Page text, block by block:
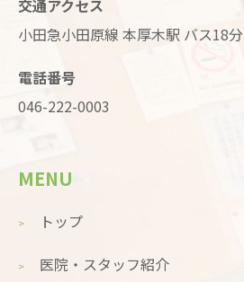
交通アクセス
小田急小田原線 本厚木駅 バス18分
電話番号
046-222-0003
MENU
トップ
医院・スタッフ紹介